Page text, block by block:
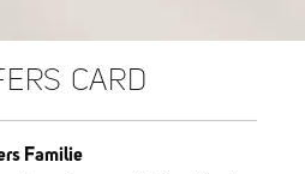
CARD
Familie